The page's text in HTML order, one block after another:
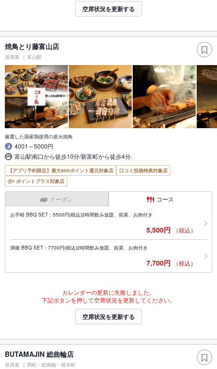
空席状況を更新する
焼鳥とり藤富山店
居酒屋 富山駅
厳選した国産鶏使用の炭火焼鳥
4001～5000円
富山駅南口から徒歩10分/新富町から徒歩4分.
【アプリ予約限定】最大800ポイント還元対象店
口コミ投稿特典対象店
ポイントプラス対象店
クーポン コース
お手軽 BBQ SET：5500円(税込)2時間飲み放題、前菜、お肉付き
5,500円 （税込）
満腹 BBQ SET：7700円(税込)2時間飲み放題、前菜、お肉付き
7,700円 （税込）
カレンダーの更新に失敗しました。
下記ボタンを押して空席状況を更新してください。
空席状況を更新する
BUTAMAJIN 総曲輪店
居酒屋 西町・総曲輪・桜木町